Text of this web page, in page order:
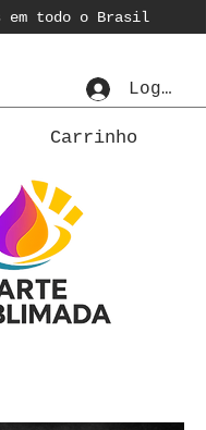
em todo o Brasil
Login
Carrinho